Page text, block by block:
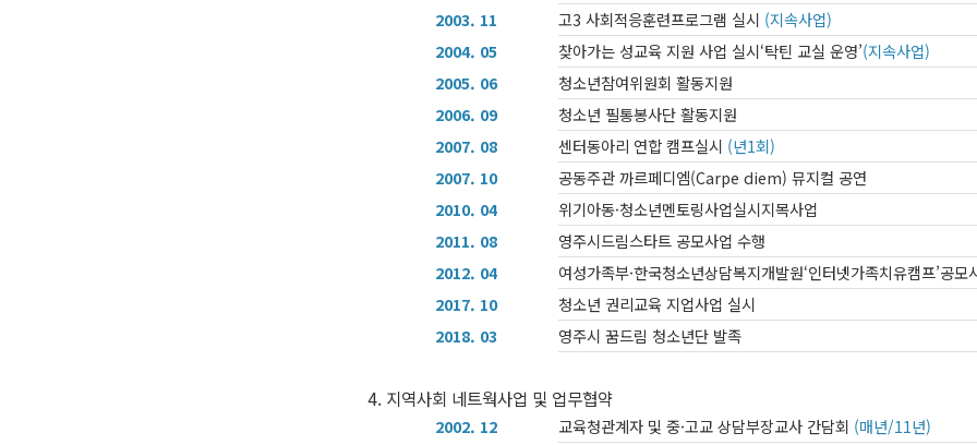
2003. 11
고3 사회적응훈련프로그램 실시 (지속사업)
2004. 05
찾아가는 성교육 지원 사업 실시‘탁틴 교실 운영’(지속사업)
2005. 06
청소년참여위원회 활동지원
2006. 09
청소년 필통봉사단 활동지원
2007. 08
센터동아리 연합 캠프실시 (년1회)
2007. 10
공동주관 까르페디엠(Carpe diem) 뮤지컬 공연
2010. 04
위기아동·청소년멘토링사업실시지목사업
2011. 08
영주시드림스타트 공모사업 수행
2012. 04
여성가족부·한국청소년상담복지개발원‘인터넷가족치유캠프’공모
2017. 10
청소년 권리교육 지업사업 실시
2018. 03
영주시 꿈드림 청소년단 발족
4. 지역사회 네트웍사업 및 업무협약
2002. 12 교육청관계자 및 중·고교 상담부장교사 간담회 (매년/11년)